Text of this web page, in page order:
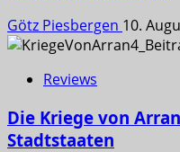
Götz Piesbergen 10.
Reviews
Die Kriege von
Stadtstaaten